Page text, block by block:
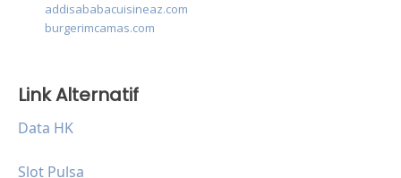
addisababacuisineaz.com
burgerimcamas.com
Link Alternatif
Data HK
Slot Pulsa